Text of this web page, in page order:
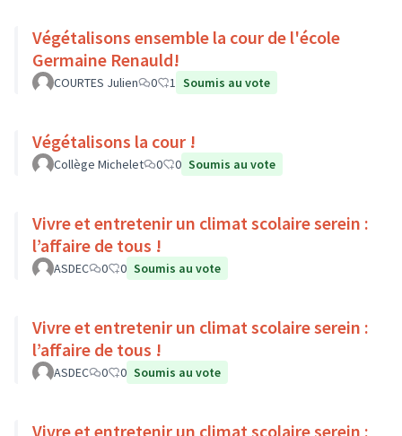
Végétalisons ensemble la cour de l'école
Germaine Renauld!
COURTES Julien 0 1 Soumis au vote
Végétalisons la cour !
Collège Michelet 0 0 Soumis au vote
Vivre et entretenir un climat scolaire serein :
l’affaire de tous !
ASDEC 0 0 Soumis au vote
Vivre et entretenir un climat scolaire serein :
l’affaire de tous !
ASDEC 0 0 Soumis au vote
Vivre et entretenir un climat scolaire serein :